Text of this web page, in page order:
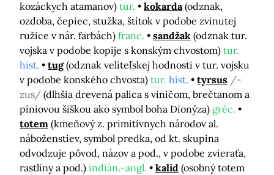
kozáckych atamanov) tur. kokarda (odznak,
ozdoba, čepiec, stužka, štítok v podobe zvinutej
ružice v nár. farbách) franc. sandžak (odznak tur.
vojska v podobe kopije s konským chvostom) tur.
hist.
tug (odznak veliteľskej hodnosti v tur. vojsku
v podobe konského chvosta) tur. hist. tyrsus /-
zus/ (dlhšia drevená palica s viničom, brečtanom a
píniovou šiškou ako symbol boha Dionýza) gréc.
totem (kmeňový z. primitívnych národov al.
náboženstiev, symbol predka, od kt. skupina
odvodzuje pôvod, názov a pod., v podobe zvieraťa,
rastliny a pod.) indián.-angl. kalid (osobný totem